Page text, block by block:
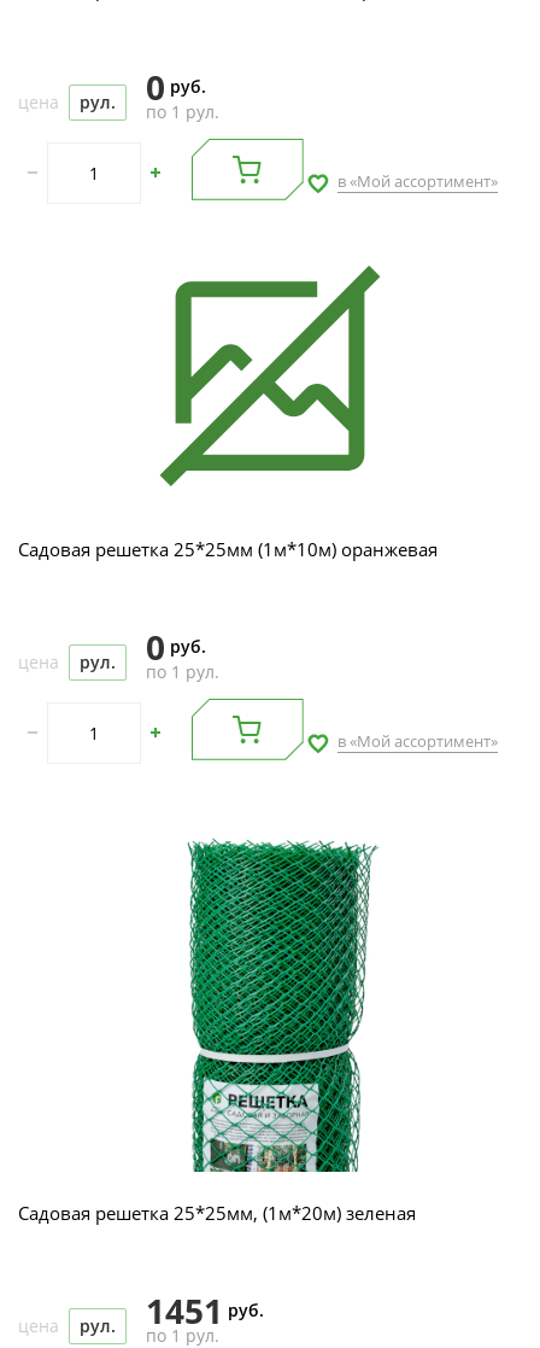
цена рул. 0 руб.
по 1 рул.
в «Мой ассортимент»
Садовая решетка 25*25мм (1м*10м) оранжевая
цена рул. 0 руб.
по 1 рул.
в «Мой ассортимент»
Садовая решетка 25*25мм, (1м*20м) зеленая
цена рул. 1451 руб.
по 1 рул.